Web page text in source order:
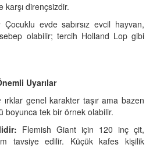
karşı dirençsizdir.
Çocuklu evde sabırsız evcil hayvan,
sebep olabilir; tercih Holland Lop gibi
Uyarılar
ırklar genel karakter taşır ama bazen
boyunca tek bir örnek olabilir.
Flemish Giant için 120 inç çit,
tavsiye edilir. Küçük kafes kişilik